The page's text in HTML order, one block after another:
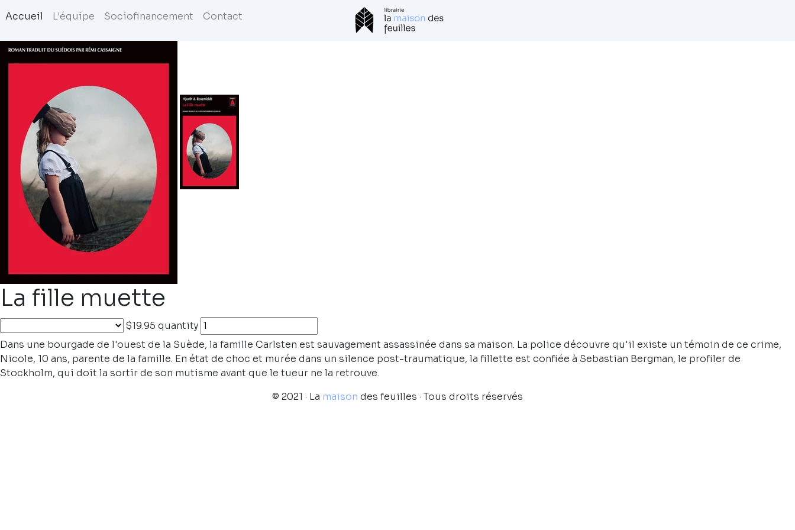
Accueil L'équipe Sociofinancement Contact
La fille muette
$19.95 quantity
Dans une bourgade de l'ouest de la Suède, la famille Carlsten est sauvagement assassinée dans sa maison. La police découvre qu'il existe un témoin de ce crime,
Nicole, 10 ans, parente de la famille. En état de choc et murée dans un silence post-traumatique, la fillette est confiée à Sebastian Bergman, le profiler de
Stockholm, qui doit la sortir de son mutisme avant que le tueur ne la retrouve.
© 2021 · La maison des feuilles · Tous droits réservés